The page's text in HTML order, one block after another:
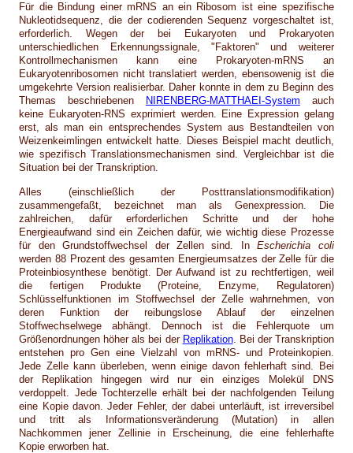
Für die Bindung einer mRNS an ein Ribosom ist eine spezifische
Nukleotidsequenz, die der codierenden Sequenz vorgeschaltet ist,
erforderlich. Wegen der bei Eukaryoten und Prokaryoten
unterschiedlichen Erkennungssignale, "Faktoren" und weiterer
Kontrollmechanismen kann eine Prokaryoten-mRNS an
Eukaryotenribosomen nicht translatiert werden, ebensowenig ist die
umgekehrte Version realisierbar. Daher konnte in dem zu Beginn des
Themas beschriebenen
NIRENBERG-MATTHAEI-System auch
keine Eukaryoten-RNS exprimiert werden. Eine Expression gelang
erst, als man ein entsprechendes System aus Bestandteilen von
Weizenkeimlingen entwickelt hatte. Dieses Beispiel macht deutlich,
wie spezifisch Translationsmechanismen sind. Vergleichbar ist die
Situation bei der Transkription.
Alles (einschließlich der Posttranslationsmodifikation)
zusammengefaßt, bezeichnet man als Genexpression. Die
zahlreichen, dafür erforderlichen Schritte und der hohe
Energieaufwand sind ein Zeichen dafür, wie wichtig diese Prozesse
für den Grundstoffwechsel der Zellen sind. InEscherichia coli
werden 88 Prozent des gesamten Energieumsatzes der Zelle für die
Proteinbiosynthese benötigt. Der Aufwand ist zu rechtfertigen, weil
die fertigen Produkte (Proteine, Enzyme, Regulatoren)
Schlüsselfunktionen im Stoffwechsel der Zelle wahrnehmen, von
deren Funktion der reibungslose Ablauf der einzelnen
Stoffwechselwege abhängt. Dennoch ist die Fehlerquote um
Größenordnungen höher als bei der Replikation. Bei der Transkription
entstehen pro Gen eine Vielzahl von mRNS- und Proteinkopien.
Jede Zelle kann überleben, wenn einige davon fehlerhaft sind. Bei
der Replikation hingegen wird nur ein einziges Molekül DNS
verdoppelt. Jede Tochterzelle erhält bei der nachfolgenden Teilung
eine Kopie davon. Jeder Fehler, der dabei unterläuft, ist irreversibel
und tritt als Informationsveränderung (Mutation) in allen
Nachkommen jener Zellinie in Erscheinung, die eine fehlerhafte
Kopie erworben hat.